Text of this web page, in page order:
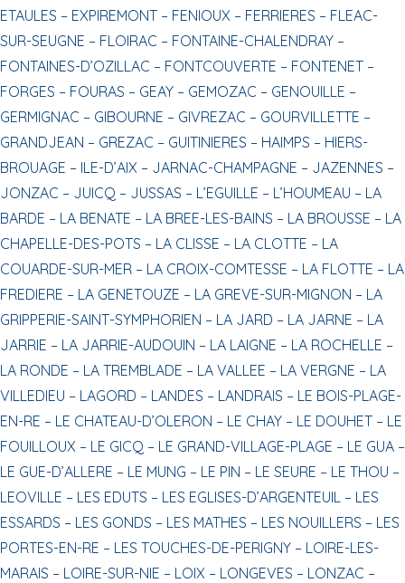
ETAULES – EXPIREMONT – FENIOUX – FERRIERES – FLEAC-
SUR-SEUGNE – FLOIRAC – FONTAINE-CHALENDRAY –
FONTAINES-D’OZILLAC – FONTCOUVERTE – FONTENET –
FORGES – FOURAS – GEAY – GEMOZAC – GENOUILLE –
GERMIGNAC – GIBOURNE – GIVREZAC – GOURVILLETTE –
GRANDJEAN – GREZAC – GUITINIERES – HAIMPS – HIERS-
BROUAGE – ILE-D’AIX – JARNAC-CHAMPAGNE – JAZENNES –
JONZAC – JUICQ – JUSSAS – L’EGUILLE – L’HOUMEAU – LA
BARDE – LA BENATE – LA BREE-LES-BAINS – LA BROUSSE – LA
CHAPELLE-DES-POTS – LA CLISSE – LA CLOTTE – LA
COUARDE-SUR-MER – LA CROIX-COMTESSE – LA FLOTTE – LA
FREDIERE – LA GENETOUZE – LA GREVE-SUR-MIGNON – LA
GRIPPERIE-SAINT-SYMPHORIEN – LA JARD – LA JARNE – LA
JARRIE – LA JARRIE-AUDOUIN – LA LAIGNE – LA ROCHELLE –
LA RONDE – LA TREMBLADE – LA VALLEE – LA VERGNE – LA
VILLEDIEU – LAGORD – LANDES – LANDRAIS – LE BOIS-PLAGE-
EN-RE – LE CHATEAU-D’OLERON – LE CHAY – LE DOUHET – LE
FOUILLOUX – LE GICQ – LE GRAND-VILLAGE-PLAGE – LE GUA –
LE GUE-D’ALLERE – LE MUNG – LE PIN – LE SEURE – LE THOU –
LEOVILLE – LES EDUTS – LES EGLISES-D’ARGENTEUIL – LES
ESSARDS – LES GONDS – LES MATHES – LES NOUILLERS – LES
PORTES-EN-RE – LES TOUCHES-DE-PERIGNY – LOIRE-LES-
MARAIS – LOIRE-SUR-NIE – LOIX – LONGEVES – LONZAC –